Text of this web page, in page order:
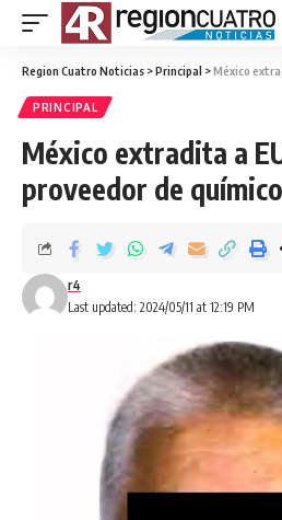
Region Cuatro Noticias >Principal >México extradita a
PRINCIPAL
México extradita a
proveedor de
Last updated: 2024/05/11 at 12:19 PM
r4